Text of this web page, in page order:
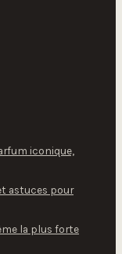
iconique,
astuces pour
la plus forte